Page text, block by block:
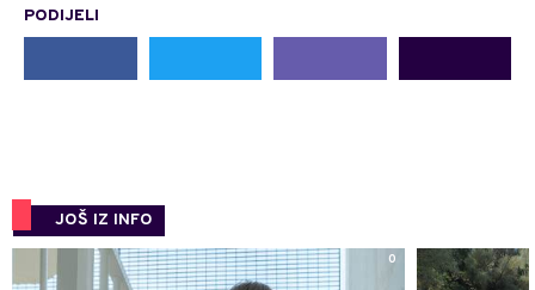
PODIJELI
JOŠ IZ INFO
0